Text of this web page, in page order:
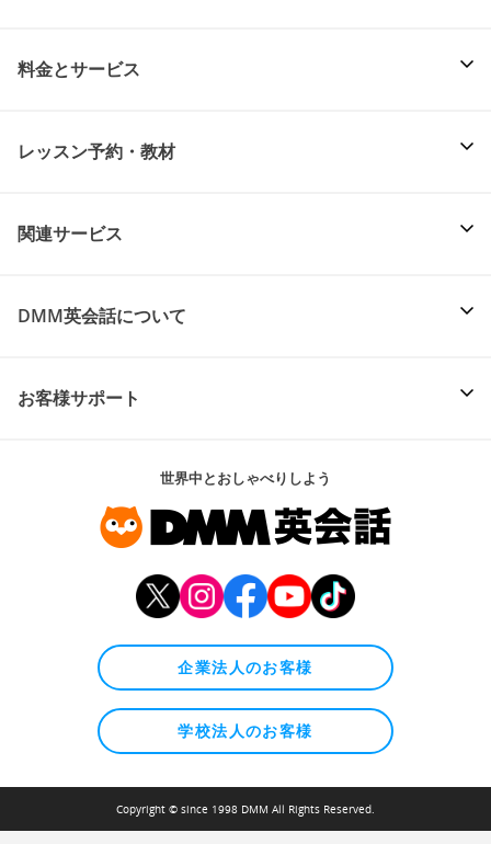
料金とサービス
レッスン予約・教材
関連サービス
DMM英会話について
お客様サポート
世界中とおしゃべりしよう
企業法人のお客様
学校法人のお客様
Copyright © since 1998 DMM All Rights Reserved.